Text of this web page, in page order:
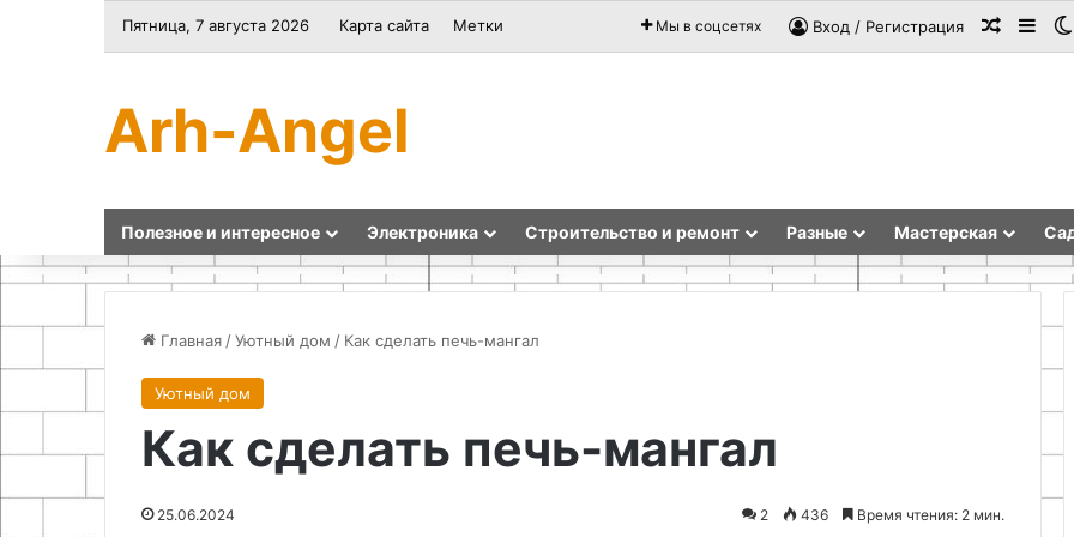
Пятница, 7 августа 2026 Карта сайта Метки Мы в соцсетях Вход / Регистрация
Arh-Angel
Полезное и интересное Электроника Строительство и ремонт Разные Мастерская
Главная /Уютный дом / Как сделать печь-мангал
Уютный дом
Как сделать печь-мангал
25.06.2024 2 436 Время чтения: 2 мин.
сделать
пассивный
бассейны
и
виды,
Стеклянные бассейны и SPA: